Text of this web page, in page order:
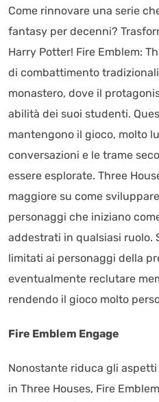
Come rinnovare una serie
fantasy per decenni?
Harry Potter! Fire Emblem:
di combattimento
monastero, dove il
abilità dei suoi studenti.
mantengono il gioco, molto
conversazioni e le trame
essere esplorate. Three
maggiore su come
personaggi che iniziano
addestrati in qualsiasi ruolo.
limitati ai personaggi della
eventualmente reclutare
rendendo il gioco molto
Fire Emblem Engage
Nonostante riduca gli
in Three Houses, Fire